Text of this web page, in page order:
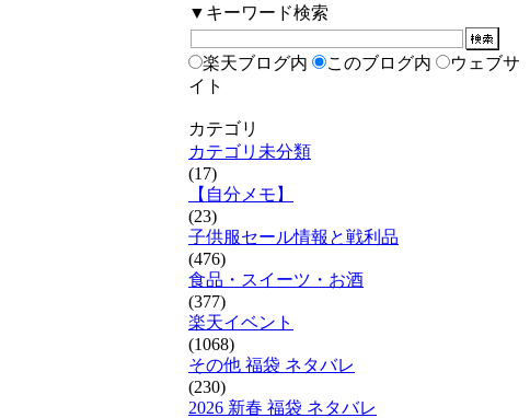
▼キーワード検索
楽天ブログ内 このブログ内
ウェブサ
イト
カテゴリ
カテゴリ未分類
(17)
【自分メモ】
(23)
子供服セール情報と戦利品
(476)
食品・スイーツ・お酒
(377)
楽天イベント
(1068)
その他 福袋 ネタバレ
(230)
2026 新春 福袋 ネタバレ